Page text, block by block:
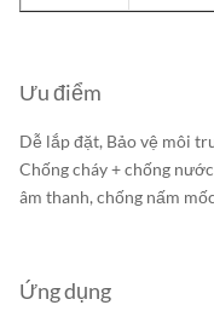
Ưu điểm
Dễ lắp đặt, Bảo vệ môi
Chống cháy + chống
âm thanh, chống nấm
Ứng dụng